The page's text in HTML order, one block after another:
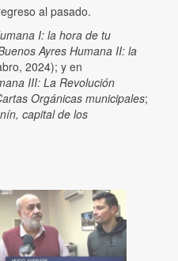
al pasado.
I: la hora de tu
Ayres Humana II: la
2024); y en
III: La Revolución
Orgánicas municipales;
capital de los